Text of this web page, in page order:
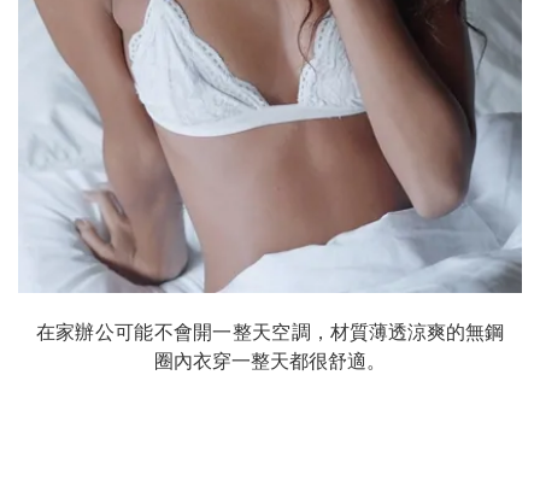
在家辦公可能不會開一整天空調，材質薄透涼爽的無鋼
圈內衣穿一整天都很舒適。